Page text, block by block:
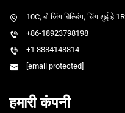
10C, बो जिंग बिल्डिंग, चिंग शुई हे
+86-18923798198
+1 8884148814
[email protected]
हमारी कंपनी